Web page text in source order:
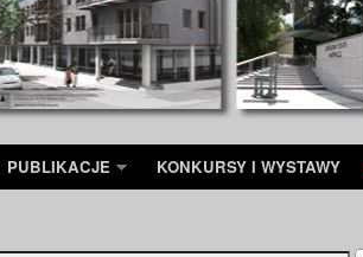
PUBLIKACJE KONKURSY I WYSTAWY